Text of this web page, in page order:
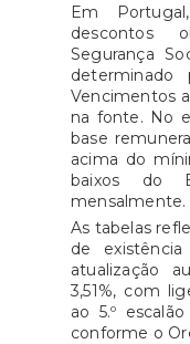
Em
descontos
Segurança
determinado
Vencimentos
na fonte. No
base
acima do
baixos do
mensalmente.
As tabelas
de
atualização
3,51%, com
ao 5.º
conforme o